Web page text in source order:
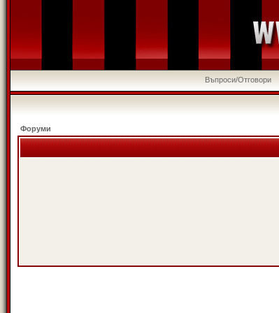
Въпроси/Отговори
Форуми